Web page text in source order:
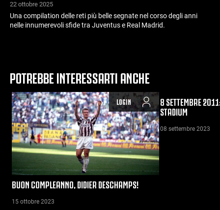
22 ottobre 2025
Una compilation delle reti più belle segnate nel corso degli anni
nelle innumerevoli sfide tra Juventus e Real Madrid.
POTREBBE INTERESSARTI ANCHE
LOGIN
BUON COMPLEANNO, DIDIER DESCHAMPS!
15 ottobre 2023
8 SETTEMBRE
STADIUM
08 settembre 2023